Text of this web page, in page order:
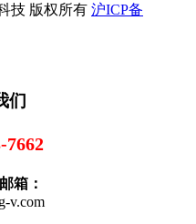
技 版权所有 沪ICP备
们
7662
箱：
v.com